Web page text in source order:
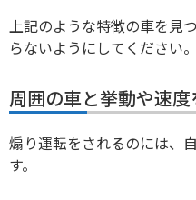
上記のような特徴の車を見
らないようにしてください。
周囲の車と挙動や速
煽り運転をされるのには、
す。